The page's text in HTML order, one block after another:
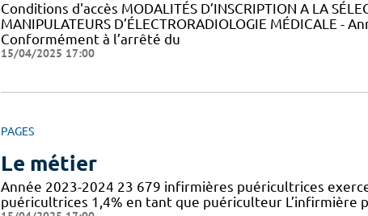
Conditions d'accès MODALITÉS D’INSCRIPTION A LA
MANIPULATEURS D’ÉLECTRORADIOLOGIE MÉDICALE -
Conformément à l’arrêté du
15/04/2025 17:00
PAGES
Le métier
Année 2023-2024 23 679 infirmières puéricultrices
puéricultrices 1,4% en tant que puériculteur L’infirmière